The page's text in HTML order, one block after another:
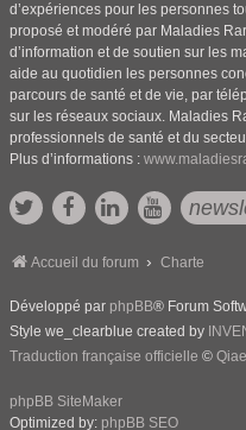
d’expériences pour les personnes
proposé et modéré par Maladies
d’information et de soutien sur les
aide au quotidien les personnes
parcours de santé et de vie, par
sur les réseaux sociaux. Maladies
professionnels de santé et du
Plus d’informations :
Accueil du forum Charte
Développé par phpBB® Forum
Style we_clearblue created by
Traduction française officielle ©
phpBB SiteMaker
Optimized by: phpBB SEO